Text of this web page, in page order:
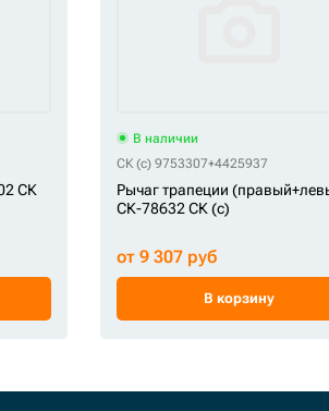
СК
В наличии
СК (c) 9753307+4425937
Рычаг трапеции
СК-78632 СК (c)
от 9 307 руб
В корзину